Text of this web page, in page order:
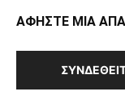
ΑΦΗΣΤΕ ΜΙΑ